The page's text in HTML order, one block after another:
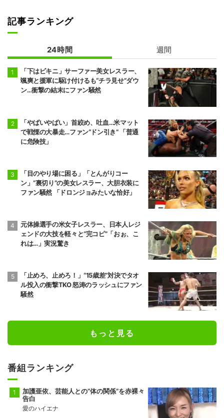
記事ランキング
24時間 週間
「下はビキニ」サーファー美女レスラー、
颯爽と援軍に駆け付けるも“チラ見せ”ダウ
ン…衝撃の結末にファン騒然
「やばいやばい」首絞め、吐血…米マット
で戦慄の大暴走…ファン“ドン引き” 「普通
に危険技」
「目のやり場に困る」「とんがりコー
ン」“裏切り”の美女レスラー、大胆衣装に
ファン騒然 「ドロンジョみたいな恰好」
元体操選手の米女子レスラー、日本人レジ
ェンドの大技を軽々と“完コピ”「おぉ、こ
れは…」実況驚き
「止めろ、止めろ！」“15歳差”対決でタオ
ル投入の衝撃TKO 怒涛のラッシュにファン
騒然
もっと見る
番組ランキング
加護亜依、芸能人との“体の関係”を赤裸々
告白
愛のハイエナ